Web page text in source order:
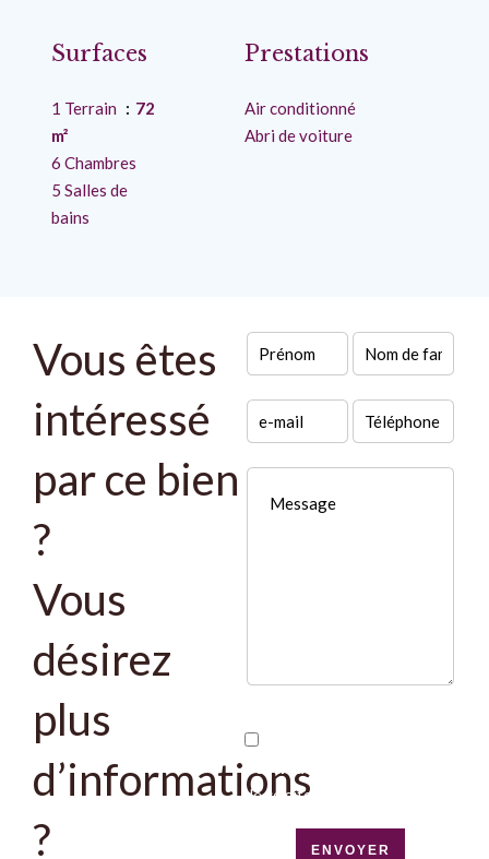
Surfaces
1 Terrain
72
m²
6 Chambres
5 Salles de
bains
Prestations
Air conditionné
Abri de voiture
Vous êtes
intéressé
par ce bien
?
Vous
désirez
plus
d’informations
?
de ce site
ENVOYER